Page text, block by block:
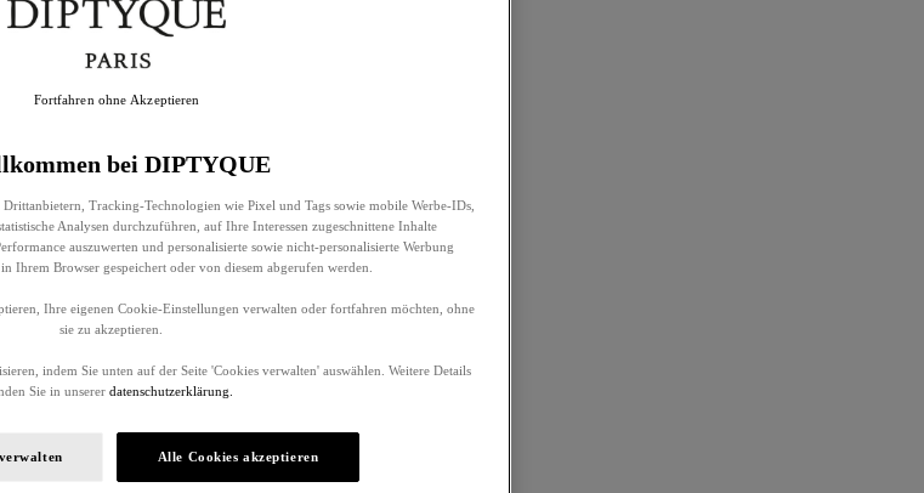
bei DIPTYQUE
Tracking-Technologien wie Pixel und Tags sowie mobile Werbe-IDs,
Analysen durchzuführen, auf Ihre Interessen zugeschnittene Inhalte
auszuwerten und personalisierte sowie nicht-personalisierte Werbung
Ihrem Browser gespeichert oder von diesem abgerufen werden.
Ihre eigenen Cookie-Einstellungen verwalten oder fortfahren möchten, ohne
sie zu akzeptieren.
indem Sie unten auf der Seite 'Cookies verwalten' auswählen. Weitere Details
Sie in unserer datenschutzerklärung.
Alle Cookies akzeptieren
Fortfahren ohne Akzeptieren